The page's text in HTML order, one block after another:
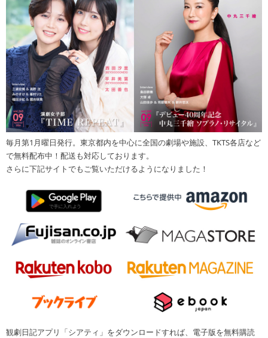
毎月第1月曜日発行。東京都内を中心に全国の劇場や施設、TKTS各店など
で無料配布中！配送も対応しております。
さらに下記サイトでもご覧いただけるようになりました！
観劇日記アプリ「シアティ」をダウンロードすれば、電子版を無料購読